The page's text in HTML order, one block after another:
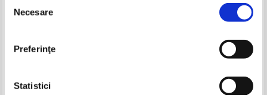
consimțământului
Necesare
Preferinţe
Statistici